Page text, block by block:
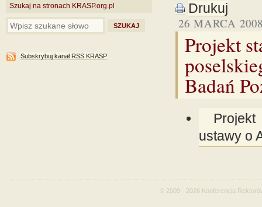
Szukaj na stronach KRASP.org.pl
Subskrybuj kanał RSS KRASP
Drukuj
26 MARCA
Projekt
Badań
ustawy o
© 2009 - 2026 Konferencja